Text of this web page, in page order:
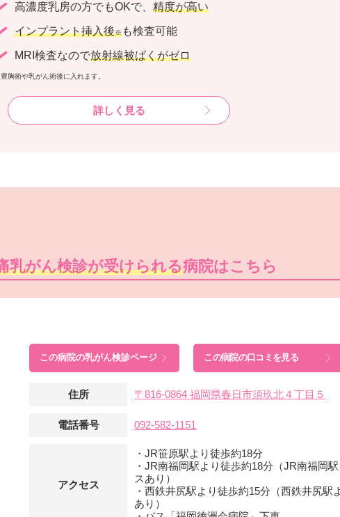
高濃度乳房の方でもOKで、 精度が高い
インプラント挿入後※ も検査可能
MRI検査なので放射線被ばくがゼロ
胸術や乳がん術後に入れます。
詳しく見る
乳がん検診が受けられる病院はこちら
この病院の乳がん検診ページ この病院の口コミを見る
住所 〒816-0864 福岡県春日市須玖北４丁目５
電話番号 092-582-1151
アクセス
・JR笹原駅より徒歩約18分
・JR南福岡駅より徒歩約18分（JR南福岡
スあり）
・西鉄井尻駅より徒歩約15分（西鉄井尻駅
あり）